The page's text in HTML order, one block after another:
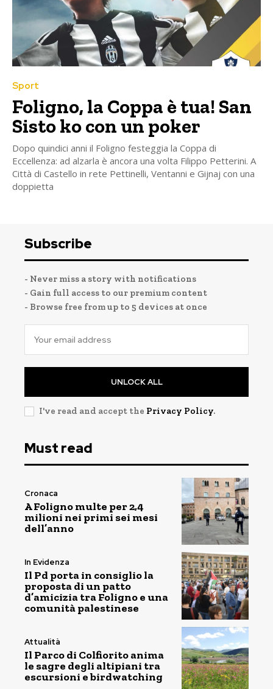
Sport
Foligno, la Coppa è tua! San
Sisto ko con un poker
Dopo quindici anni il Foligno festeggia la Coppa di
Eccellenza: ad alzarla è ancora una volta Filippo Petterini. A
Città di Castello in rete Pettinelli, Ventanni e Gijnaj con una
doppietta
Subscribe
- Never miss a story with notifications
- Gain full access to our premium content
- Browse free from up to 5 devices at once
UNLOCK ALL
I've read and accept the Privacy Policy.
Must read
Cronaca
A Foligno multe per 2,4
milioni nei primi sei mesi
dell’anno
In Evidenza
Il Pd porta in consiglio la
proposta di un patto
d’amicizia tra Foligno e una
comunità palestinese
Attualità
Il Parco di Colfiorito anima
le sagre degli altipiani tra
escursioni e birdwatching